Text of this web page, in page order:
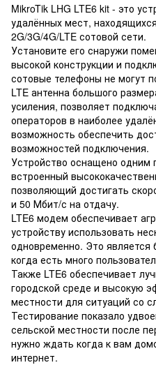
MikroTik LHG LTE6 kit - это
удалённых мест,
2G/3G/4G/LTE сотовой сети.
Установите его снаружи
высокой конструкции и
сотовые телефоны не могут
LTE антенна большого
усиления, позволяет
операторов в наиболее
возможность обеспечить
возможностей подключения.
Устройство оснащено одним
встроенный
позволяющий достигать
и 50 Мбит/с на отдачу.
LTE6 модем обеспечивает
устройству использовать
одновременно. Это
когда есть много
Также LTE6 обеспечивает
городской среде и высокую
местности для ситуаций со
Тестирование показало
сельской местности после
нужно ждать когда к вам
интернет.